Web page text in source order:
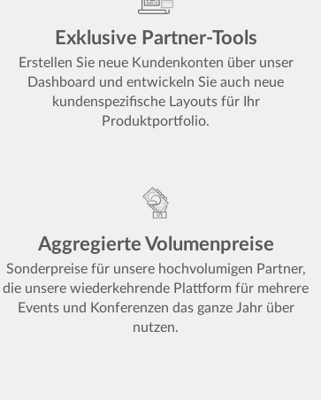
Exklusive Partner-Tools
Erstellen Sie neue Kundenkonten über unser
Dashboard und entwickeln Sie auch neue
kundenspezifische Layouts für Ihr
Produktportfolio.
Aggregierte Volumenpreise
Sonderpreise für unsere hochvolumigen Partner,
die unsere wiederkehrende Plattform für mehrere
Events und Konferenzen das ganze Jahr über
nutzen.